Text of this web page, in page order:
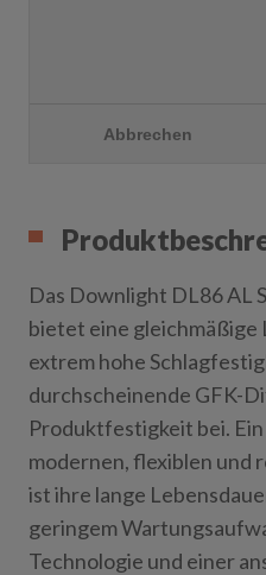
Das Downlight DL86 AL
bietet eine
extrem hohe
durchscheinende GFK-
Produktfestigkeit bei.
modernen, flexiblen und
ist ihre lange
geringem
Technologie und einer